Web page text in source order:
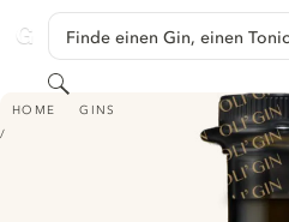
GINVENTORY
Finde einen Gin, einen Tonic, …
Suchen
HOME GINS
OLI'GIN - OLIVE GIN